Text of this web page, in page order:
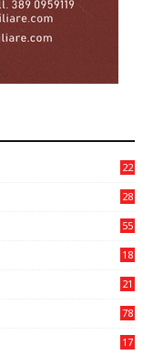
22
28
55
18
21
78
17